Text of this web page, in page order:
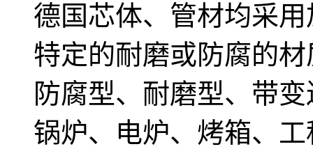
德国芯体、管材均采用
特定的耐磨或防腐的
防腐型、耐磨型、带
锅炉、电炉、烤箱、